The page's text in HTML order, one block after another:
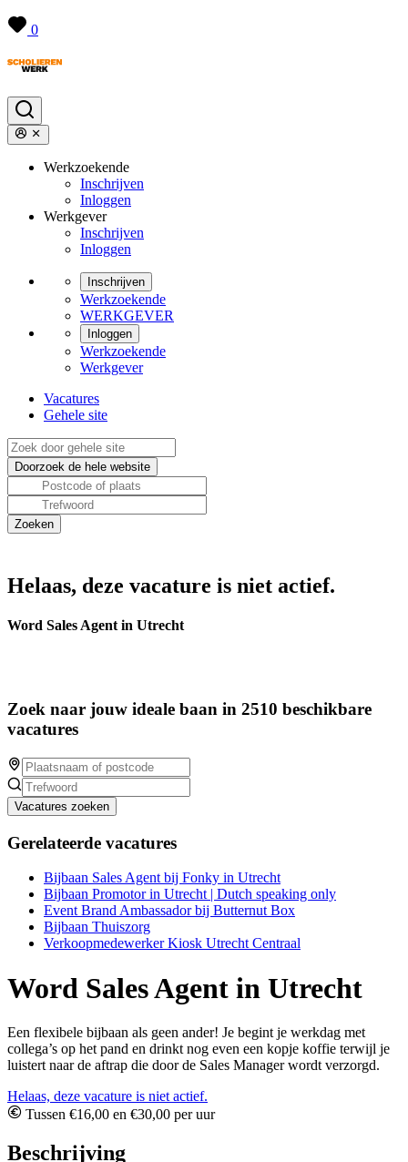
0
Werkzoekende
Inschrijven
Inloggen
Werkgever
Inschrijven
Inloggen
Inschrijven
Werkzoekende
WERKGEVER
Inloggen
Werkzoekende
Werkgever
Vacatures
Gehele site
Helaas, deze vacature is niet actief.
Word Sales Agent in Utrecht
Zoek naar jouw ideale baan in 2510 beschikbare
vacatures
Vacatures zoeken
Gerelateerde vacatures
Bijbaan Sales Agent bij Fonky in Utrecht
Bijbaan Promotor in Utrecht | Dutch speaking only
Event Brand Ambassador bij Butternut Box
Bijbaan Thuiszorg
Verkoopmedewerker Kiosk Utrecht Centraal
Word Sales Agent in Utrecht
Een flexibele bijbaan als geen ander! Je begint je werkdag met
collega’s op het pand en drinkt nog even een kopje koffie terwijl je
luistert naar de aftrap die door de Sales Manager wordt verzorgd.
Helaas, deze vacature is niet actief.
Tussen €16,00 en €30,00 per uur
Beschrijving